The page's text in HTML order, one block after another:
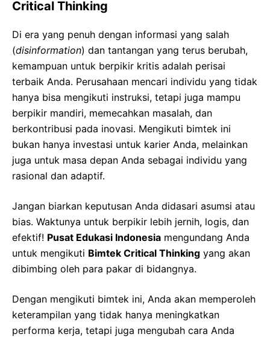
Critical Thinking
Di era yang penuh dengan informasi yang salah
(disinformation) dan tantangan yang terus berubah,
kemampuan untuk berpikir kritis adalah perisai
terbaik Anda. Perusahaan mencari individu yang tidak
hanya bisa mengikuti instruksi, tetapi juga mampu
berpikir mandiri, memecahkan masalah, dan
berkontribusi pada inovasi. Mengikuti bimtek ini
bukan hanya investasi untuk karier Anda, melainkan
juga untuk masa depan Anda sebagai individu yang
rasional dan adaptif.
Jangan biarkan keputusan Anda didasari asumsi atau
bias. Waktunya untuk berpikir lebih jernih, logis, dan
efektif! Pusat Edukasi Indonesia mengundang Anda
untuk mengikuti Bimtek Critical Thinking yang akan
dibimbing oleh para pakar di bidangnya.
Dengan mengikuti bimtek ini, Anda akan memperoleh
keterampilan yang tidak hanya meningkatkan
performa kerja, tetapi juga mengubah cara Anda